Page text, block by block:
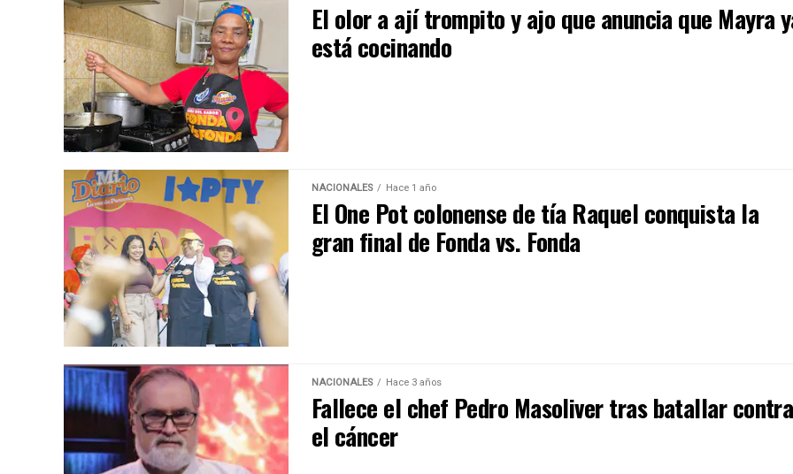
El olor a ají trompito y ajo que anuncia que Mayra
está cocinando
NACIONALES Hace 1 año
El One Pot colonense de tía Raquel conquista la
gran final de Fonda vs. Fonda
NACIONALES Hace 3 años
Fallece el chef Pedro Masoliver tras batallar contra
el cáncer